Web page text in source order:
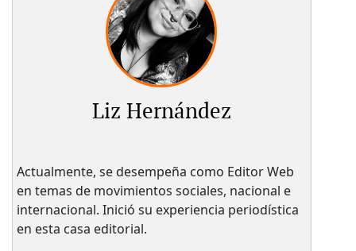
Liz Hernández
Actualmente, se desempeña como Editor Web
en temas de movimientos sociales, nacional e
internacional. Inició su experiencia periodística
en esta casa editorial.